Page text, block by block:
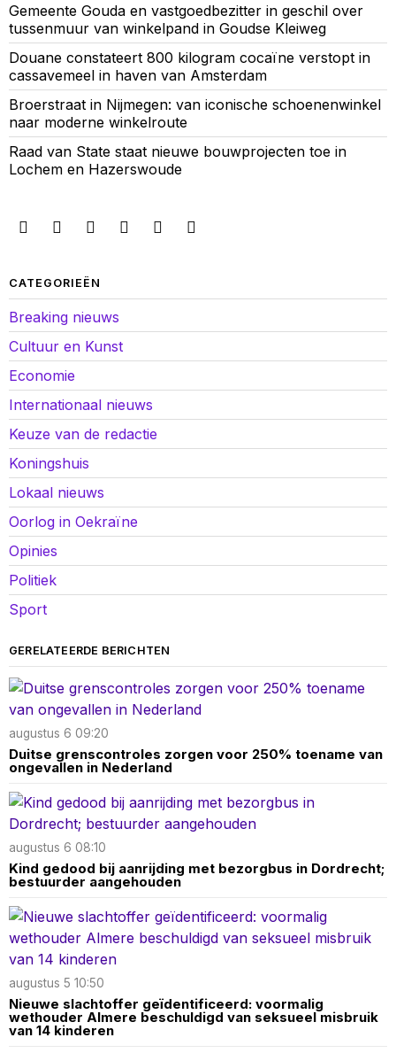
Gemeente Gouda en vastgoedbezitter in geschil over
tussenmuur van winkelpand in Goudse Kleiweg
Douane constateert 800 kilogram cocaïne verstopt in
cassavemeel in haven van Amsterdam
Broerstraat in Nijmegen: van iconische schoenenwinkel
naar moderne winkelroute
Raad van State staat nieuwe bouwprojecten toe in
Lochem en Hazerswoude
CATEGORIEËN
Breaking nieuws
Cultuur en Kunst
Economie
Internationaal nieuws
Keuze van de redactie
Koningshuis
Lokaal nieuws
Oorlog in Oekraïne
Opinies
Politiek
Sport
GERELATEERDE BERICHTEN
augustus 6 09:20
Duitse grenscontroles zorgen voor 250% toename van
ongevallen in Nederland
augustus 6 08:10
Kind gedood bij aanrijding met bezorgbus in Dordrecht;
bestuurder aangehouden
augustus 5 10:50
Nieuwe slachtoffer geïdentificeerd: voormalig
wethouder Almere beschuldigd van seksueel misbruik
van 14 kinderen